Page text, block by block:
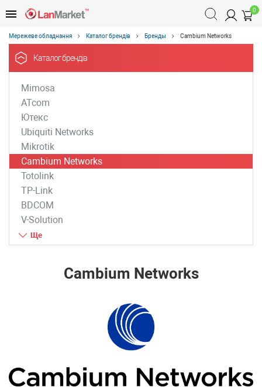
0
Мережеве обладнання Каталог брендів Бренды Cambium Networks
Каталог брендів
Mimosa
ATcom
Ютекс
Ubiquiti Networks
Mikrotik
Cambium Networks
Totolink
TP-Link
BDCOM
V-Solution
ZTE
D-Link
Dahua
ONV
Cambium Networks